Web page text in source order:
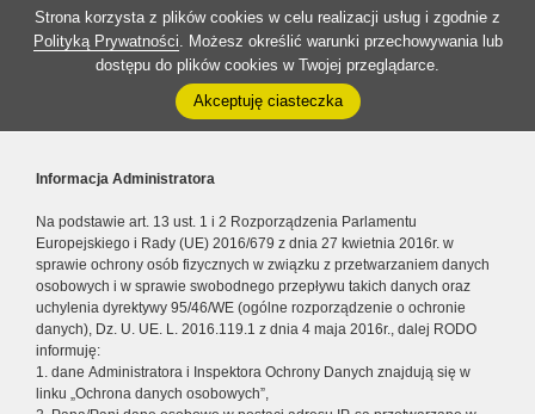
Strona korzysta z plików cookies w celu realizacji usług i zgodnie z
Polityką Prywatności. Możesz określić warunki przechowywania lub
dostępu do plików cookies w Twojej przeglądarce.
Akceptuję ciasteczka
Informacja Administratora
Na podstawie art. 13 ust. 1 i 2 Rozporządzenia Parlamentu
Europejskiego i Rady (UE) 2016/679 z dnia 27 kwietnia 2016r. w
sprawie ochrony osób fizycznych w związku z przetwarzaniem danych
osobowych i w sprawie swobodnego przepływu takich danych oraz
uchylenia dyrektywy 95/46/WE (ogólne rozporządzenie o ochronie
danych), Dz. U. UE. L. 2016.119.1 z dnia 4 maja 2016r., dalej RODO
informuję:
1. dane Administratora i Inspektora Ochrony Danych znajdują się w
linku „Ochrona danych osobowych”,